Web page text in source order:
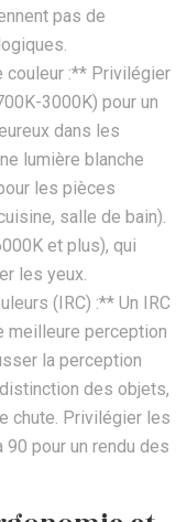
pas de
couleur :** Privilégier
3000K) pour un
dans les
lumière blanche
les pièces
salle de bain).
et plus), qui
les yeux.
(IRC) :** Un IRC
meilleure perception
la perception
des objets,
chute. Privilégier les
90 pour un rendu des